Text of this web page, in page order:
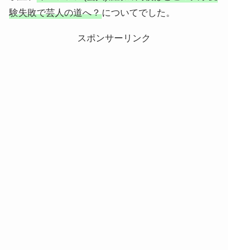
験失敗で芸人の道へ？についてでした。
スポンサーリンク